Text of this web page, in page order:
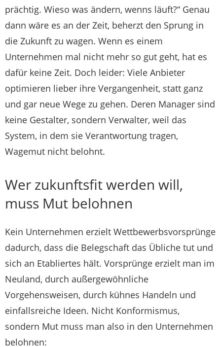
prächtig. Wieso was ändern, wenns läuft?“ Genau
dann wäre es an der Zeit, beherzt den Sprung in
die Zukunft zu wagen. Wenn es einem
Unternehmen mal nicht mehr so gut geht, hat es
dafür keine Zeit. Doch leider: Viele Anbieter
optimieren lieber ihre Vergangenheit, statt ganz
und gar neue Wege zu gehen. Deren Manager sind
keine Gestalter, sondern Verwalter, weil das
System, in dem sie Verantwortung tragen,
Wagemut nicht belohnt.
Wer zukunftsfit werden will,
muss Mut belohnen
Kein Unternehmen erzielt Wettbewerbsvorsprünge
dadurch, dass die Belegschaft das Übliche tut und
sich an Etabliertes hält. Vorsprünge erzielt man im
Neuland, durch außergewöhnliche
Vorgehensweisen, durch kühnes Handeln und
einfallsreiche Ideen. Nicht Konformismus,
sondern Mut muss man also in den Unternehmen
belohnen: